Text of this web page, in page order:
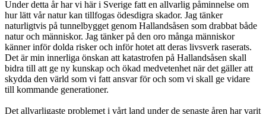
Under detta år har vi här i Sverige fatt en allvarlig påminnelse om
hur lätt vår natur kan tillfogas ödesdigra skador. Jag tänker
naturligtvis på tunnelbygget genom Hallandsåsen som drabbat både
natur och människor. Jag tänker på den oro många människor
känner inför dolda risker och inför hotet att deras livsverk raserats.
Det är min innerliga önskan att katastrofen på Hallandsåsen skall
bidra till att ge ny kunskap och ökad medvetenhet när det gäller att
skydda den värld som vi fatt ansvar för och som vi skall ge vidare
till kommande generationer.
Det allvarligaste problemet i vårt land under de senaste åren har varit